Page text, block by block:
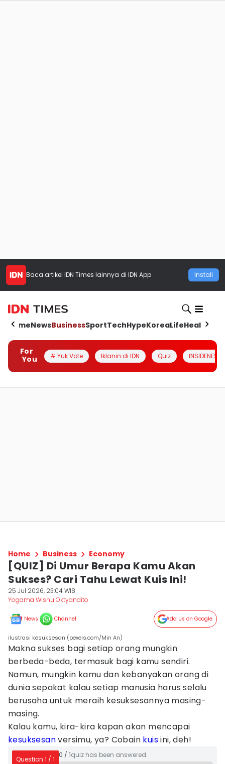
Baca artikel IDN Times lainnya di IDN App Install
HomeNewsBusinessSportTechHypeKoreaLifeHealth
For
You
# Yuk Vote Iklanin di IDN Quiz INSIDENESIA
Home Business Economy
[QUIZ] Di Umur Berapa Kamu Akan
Sukses? Cari Tahu Lewat Kuis Ini!
25 Jul 2026, 23:04 WIB
Yogama Wisnu Oktyandito
News Channel Add Us on Google
ilustrasi kesuksesan (pexels.com/Min An)
Makna sukses bagi setiap orang mungkin
berbeda-beda, termasuk bagi kamu sendiri.
Namun, mungkin kamu dan kebanyakan orang di
dunia sepakat kalau setiap manusia harus selalu
berusaha untuk meraih kesuksesannya masing-
masing.
Kalau kamu, kira-kira kapan akan mencapai
kesuksesanversimu, ya? Cobain kuisini, deh!
Question 1 / 1
0 / 1quiz has been answered.